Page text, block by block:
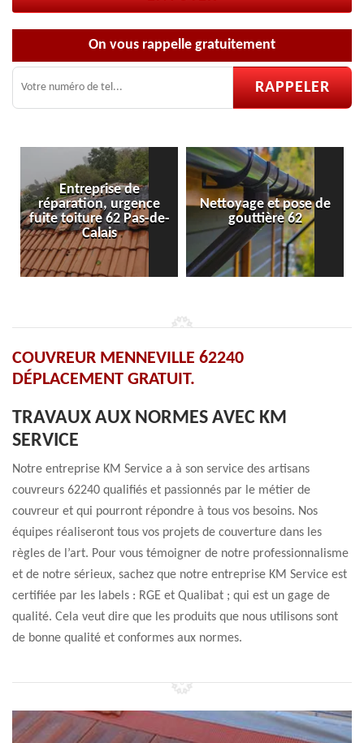
On vous rappelle gratuitement
Entreprise de
réparation, urgence
fuite toiture 62 Pas-de-
Calais
Nettoyage et pose de
gouttière 62
COUVREUR MENNEVILLE 62240
DÉPLACEMENT GRATUIT.
TRAVAUX AUX NORMES AVEC KM
SERVICE
Notre entreprise KM Service a à son service des artisans
couvreurs 62240 qualifiés et passionnés par le métier de
couvreur et qui pourront répondre à tous vos besoins. Nos
équipes réaliseront tous vos projets de couverture dans les
règles de l’art. Pour vous témoigner de notre professionnalisme
et de notre sérieux, sachez que notre entreprise KM Service est
certifiée par les labels : RGE et Qualibat ; qui est un gage de
qualité. Cela veut dire que les produits que nous utilisons sont
de bonne qualité et conformes aux normes.